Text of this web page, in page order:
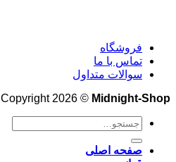
فروشگاه
تماس با ما
سوالات متداول
Copyright 2026 © Midnight-Shop
جستجو
صفحه اصلی